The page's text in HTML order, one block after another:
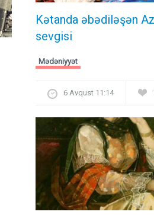
Kətanda əbədiləşən
sevgisi
Mədəniyyət
6 Avqust 11:14